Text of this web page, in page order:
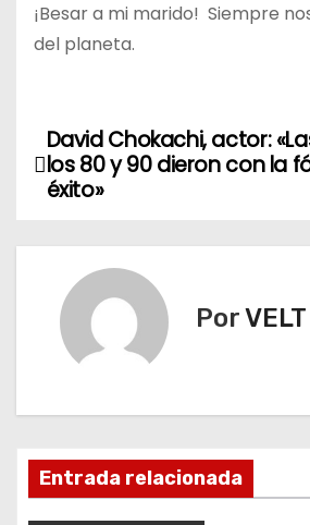
¡Besar a mi marido! Siempre
del planeta.
N
a
v
c
i
ó
David Chokachi, actor:
los 80 y 90 dieron con la
éxito»
PorVELT
Entrada relacionada